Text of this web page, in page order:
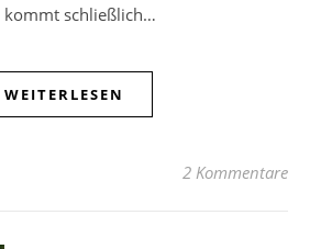
kommt schließlich…
WEITERLESEN
2 Kommentare